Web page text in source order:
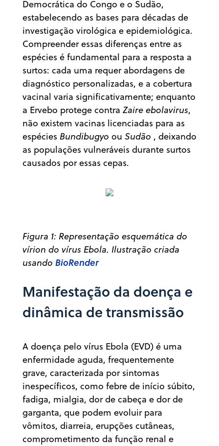
Democrática do Congo e o Sudão,
estabelecendo as bases para décadas de
investigação virológica e epidemiológica.
Compreender essas diferenças entre as
espécies é fundamental para a resposta a
surtos: cada uma requer abordagens de
diagnóstico personalizadas, e a cobertura
vacinal varia significativamente; enquanto
a Ervebo protege contra Zaire ebolavirus,
não existem vacinas licenciadas para as
espécies Bundibugyo ou Sudão , deixando
as populações vulneráveis durante surtos
causados por essas cepas.
Figura 1: Representação esquemática do
vírion do vírus Ebola. Ilustração criada
usando BioRender
Manifestação da doença e
dinâmica de transmissão
A doença pelo vírus Ebola (EVD) é uma
enfermidade aguda, frequentemente
grave, caracterizada por sintomas
inespecíficos, como febre de início súbito,
fadiga, mialgia, dor de cabeça e dor de
garganta, que podem evoluir para
vômitos, diarreia, erupções cutâneas,
comprometimento da função renal e